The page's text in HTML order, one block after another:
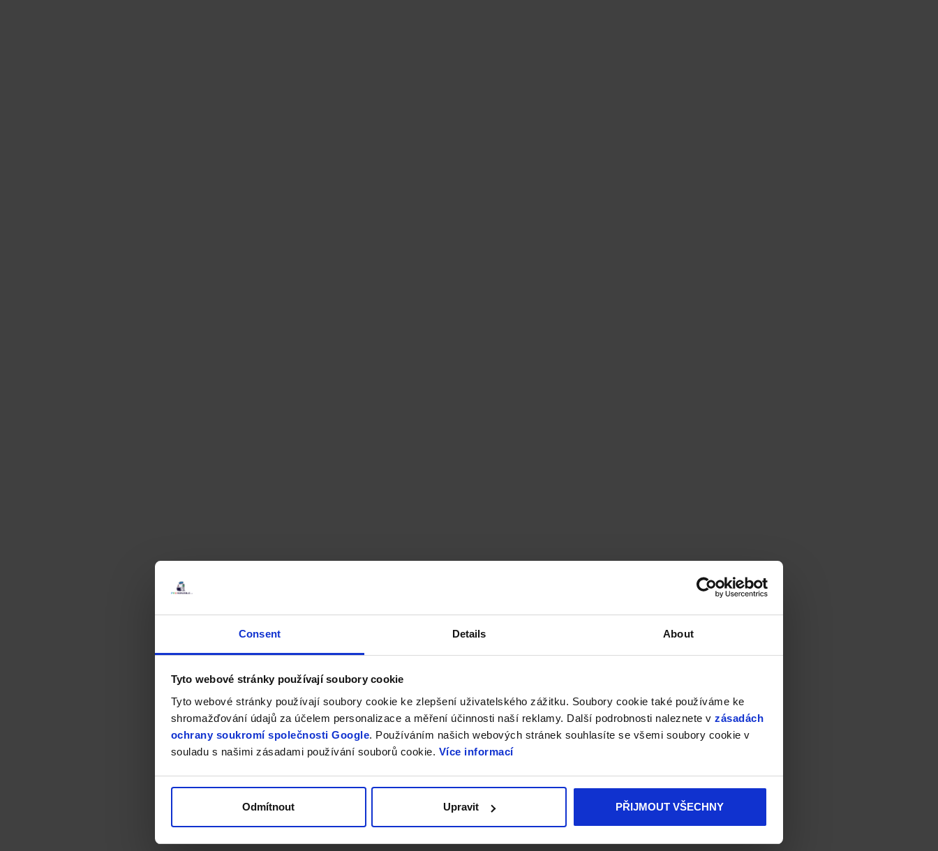
Consent Details About
Tyto webové stránky používají soubory cookie
Tyto webové stránky používají soubory cookie ke zlepšení uživatelského zážitku. Soubory cookie také používáme ke
shromažďování údajů za účelem personalizace a měření účinnosti naší reklamy. Další podrobnosti naleznete v zásadách
ochrany soukromí společnosti Google. Používáním našich webových stránek souhlasíte se všemi soubory cookie v
souladu s našimi zásadami používání souborů cookie. Více informací
Odmítnout Upravit PŘIJMOUT VŠECHNY